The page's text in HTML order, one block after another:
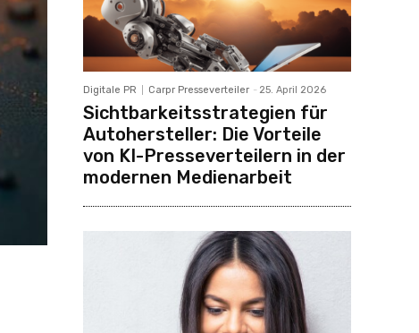
Digitale PR Carpr Presseverteiler - 25. April 2026
Sichtbarkeitsstrategien für
Autohersteller: Die Vorteile
von KI-Presseverteilern in der
modernen Medienarbeit